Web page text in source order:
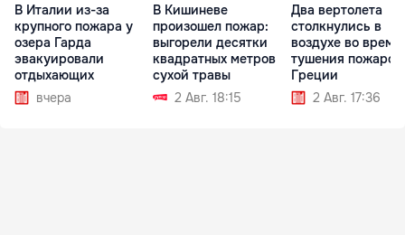
В Италии из-за
крупного пожара у
озера Гарда
эвакуировали
отдыхающих
вчера
В Кишиневе
произошел пожар:
выгорели десятки
квадратных метров
сухой травы
2 Авг. 18:15
Два вертолета
столкнулись в
воздухе во время
тушения пожаров
Греции
2 Авг. 17:36